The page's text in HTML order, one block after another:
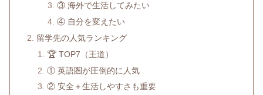
③ 海外で生活してみたい
④ 自分を変えたい
留学先の人気ランキング
🏆 TOP7（王道）
① 英語圏が圧倒的に人気
② 安全＋生活しやすさも重要